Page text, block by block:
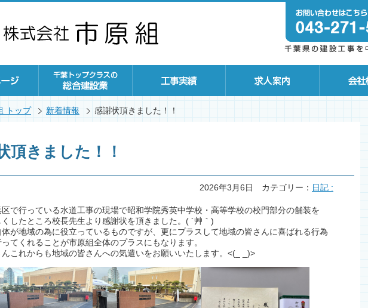
トップ 新着情報 感謝状頂きました！！
頂きました！！
2026年3月6日 カテゴリー： 日記 :
で行っている水道工事の現場で昭和学院秀英中学校・高等学校の校門部分の舗装を
したところ校長先生より感謝状を頂きました。( ´艸｀)
が地域の為に役立っているものですが、更にプラスして地域の皆さんに喜ばれる行為
てくれることが市原組全体のプラスにもなります。
これからも地域の皆さんへの気遣いをお願いいたします。<(_ _)>